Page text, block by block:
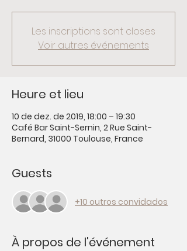
Les inscriptions sont closes
Voir autres événements
Heure et lieu
10 de dez. de 2019, 18:00 – 19:30
Café Bar Saint-Sernin, 2 Rue Saint-
Bernard, 31000 Toulouse, France
Guests
+10 outros convidados
À propos de l'événement